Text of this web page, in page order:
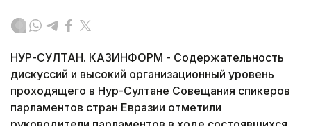
НУР-СУЛТАН. КАЗИНФОРМ - Содержательность
дискуссий и высокий организационный уровень
проходящего в Нур-Султане Совещания спикеров
парламентов стран Евразии отметили